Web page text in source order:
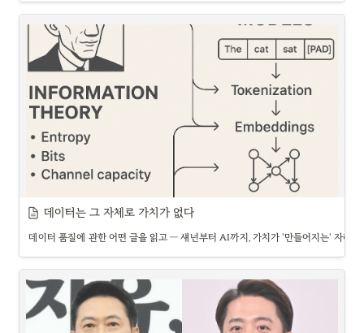
그림 1. CPU가 제어·도구 실행을 맡고 GPU가 모델의 병렬 연산을 맡는 에이
전트 런타임의 개념도. 직접 제작.
튜링 완전성은 CPU와 GPU의 우열을 말하지 않는다
여기서 “GPU도 튜링 완전하다면 결국 CPU가 하던 일을 전부 대신할 수 있는
것 아닌가?”라는 반론이 생긴다. 튜링 완전하다는 것은 충분한 시간과 메모리
가 주어졌을 때 범용 튜링 머신이 계산할 수 있는 모든 알고리즘을 표현할 수
있다는 뜻이다. 무엇을 계산할 수 있는지에 관한 이론적 기준이지, 얼마나 빠르
고 싸고 안정적으로 계산하는지를 평가하는 성능표가 아니다.
현대의 CPU와 GPU 프로그래밍 환경은 반복문, 조건문과 메모리를 사용해 매
우 폭넓은 범용 계산을 수행할 수 있다. 그러나 이론적으로 할 수 있다는 말과
그 장치에 맡기는 것이 경제적이라는 말은 다르다. 한 명의 숙련자가 이론상 건
나누는 것과 같다.
NVIDIA의 CUDA 모델에서도 응용 프로그램은 CPU에서 시작한다. CPU인
관리한다. GPU 안의 각 스레드도 조건에 따라 다른 경로를 실행할 수 있지만,
같은 묶음의 스레드가 서로 다른 분기로 흩어지면 병렬 연산기의 효율이 떨어
진다. 반대로 거대한 행렬곱을 CPU에만 맡기면 처리량과 전력 효율을 포기하
보여줄 수 있을까?
내가 내린 답은 공개 모델을 직접 실험하는 것 이었다.
1. 소속이 아니라 방식으로 증명하기
여기서 말하는 독립 실험자는 소속이 없는 연구자라는 뜻이 아니다.
실험에 사용하는 모델, 코드와 데이터가 공개되어 있고, 개인 장비와 개인 계
정으로 실행하며, 결과의 근거를 소속이 아니라 재현 가능한 조건에서 찾는다
는 뜻에 가깝다.
새로운 모델이 나오면 보통 benchmark 점수, context length, token
efficiency와 reasoning 성능이 함께 발표된다. 모두 중요한 숫자다. 그런데
실제 사용자는 그다음 질문을 만나게 된다.
• 내 환경에서도 같은 경향이 나타나는가?
•
•
출처 : https://www.linkedin.com/pulse/claude-shannons-
3lzic/
며칠 전, 데이터 품질(data quality)을 다룬 글 한 편이 여기저기서 회자됐다
[1][2]. 저자 Abraham Thomas의 주장은 짧지만 날이 서 있다. 데이터에는
내재적 품질이라는 게 없다는 것이다. 우리는 흔히 품질을 데이터에 새겨진 성
데이터는 그 자체로 가치가 없다
데이터 품질에 관한 어떤 글을 읽고 — 섀넌부터 AI까지, 가치가 '만들어지는' 자리에